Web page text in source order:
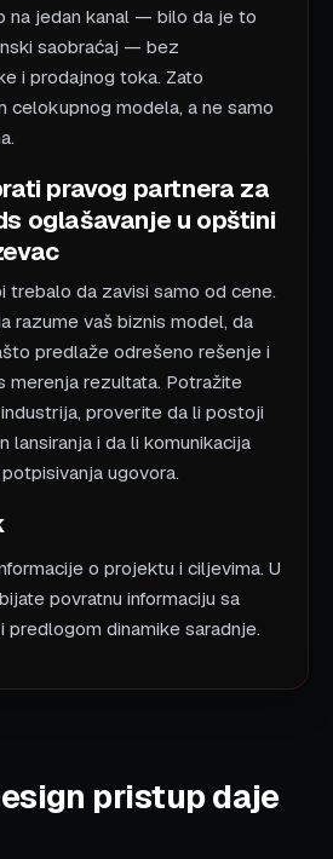
na jedan kanal — bilo da je to
saobraćaj — bez
i prodajnog toka. Zato
celokupnog modela, a ne samo
pravog partnera za
oglašavanje u opštini
trebalo da zavisi samo od cene.
razume vaš biznis model, da
predlaže odrešeno rešenje i
merenja rezultata. Potražite
proverite da li postoji
lansiranja i da li komunikacija
ugovora.
o projektu i ciljevima. U
povratnu informaciju sa
predlogom dinamike saradnje.
pristup daje